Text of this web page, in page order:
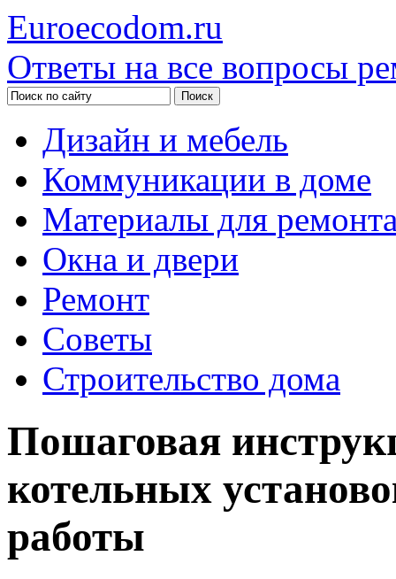
Euroecodom.ru
Ответы на все вопросы
Дизайн и мебель
Коммуникации в доме
Материалы для
Окна и двери
Ремонт
Советы
Строительство дома
Пошаговая
котельных
работы